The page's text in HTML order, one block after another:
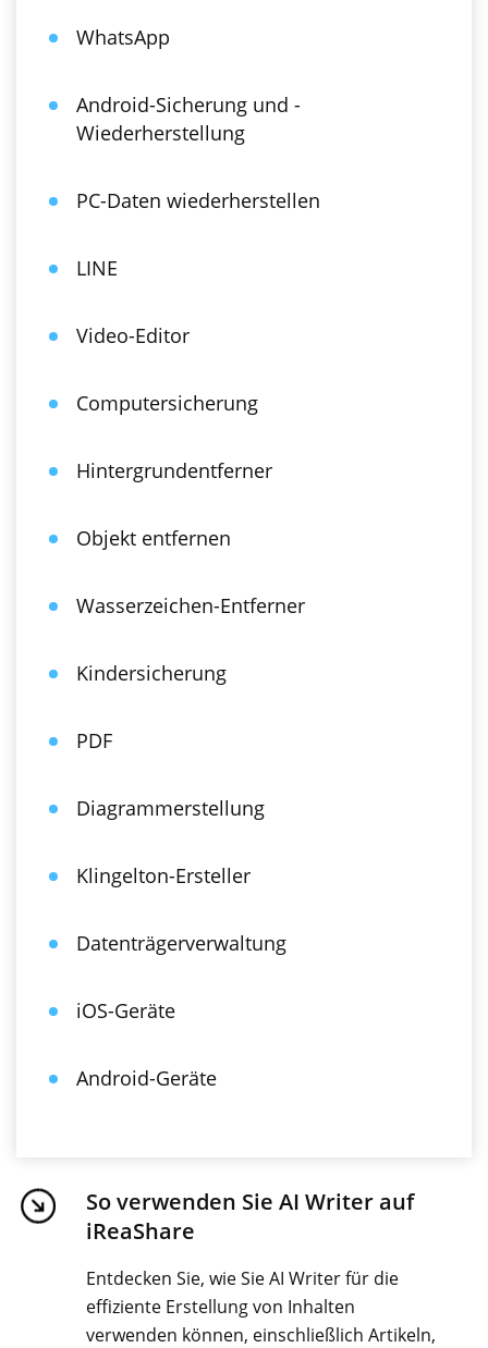
WhatsApp
Android-Sicherung und -
Wiederherstellung
PC-Daten wiederherstellen
LINE
Video-Editor
Computersicherung
Hintergrundentferner
Objekt entfernen
Wasserzeichen-Entferner
Kindersicherung
PDF
Diagrammerstellung
Klingelton-Ersteller
Datenträgerverwaltung
iOS-Geräte
Android-Geräte
So verwenden Sie AI Writer auf
iReaShare
Entdecken Sie, wie Sie AI Writer für die
effiziente Erstellung von Inhalten
verwenden können, einschließlich Artikeln,